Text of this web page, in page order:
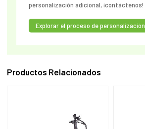
personalización adicional, ¡contáctenos!
Explorar el proceso de personalización
Productos Relacionados